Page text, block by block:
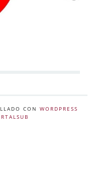
CON WORDPRESS